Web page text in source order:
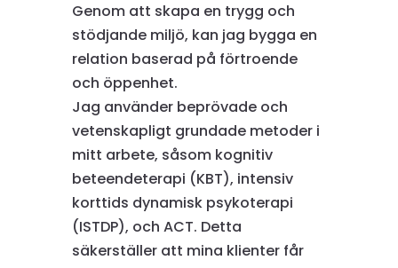
Genom att skapa en trygg och
stödjande miljö, kan jag bygga en
relation baserad på förtroende
och öppenhet.
Jag använder beprövade och
vetenskapligt grundade metoder i
mitt arbete, såsom kognitiv
beteendeterapi (KBT), intensiv
korttids dynamisk psykoterapi
(ISTDP), och ACT. Detta
säkerställer att mina klienter får